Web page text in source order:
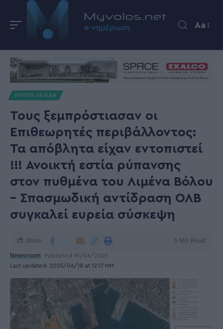
Aa
ΠΡΩΤΗ ΣΕΛΙΔΑ
Τους ξεμπρόστιασαν οι
Επιθεωρητές περιβάλλοντος:
Τα απόβλητα είχαν εντοπιστεί
!!! Ανοικτή εστία ρύπανσης
στον πυθμένα του Λιμένα Βόλου
– Σπασμωδική αντίδραση ΟΛΒ
συγκαλεί ευρεία σύσκεψη
Last updated: 2025/06/18 at 12:17 ΜΜ
Newsroom Published 18/06/2025
Share 5 Min Read